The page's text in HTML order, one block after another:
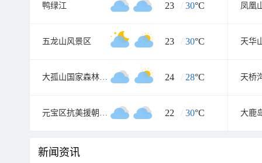
鸭绿江 23 / 30°C
五龙山风景区 23 / 30°C 天华
大孤山国家森林公园 24 / 28°C 天桥
元宝区抗美援朝烈士陵园 22 / 30°C 大鹿
新闻资讯